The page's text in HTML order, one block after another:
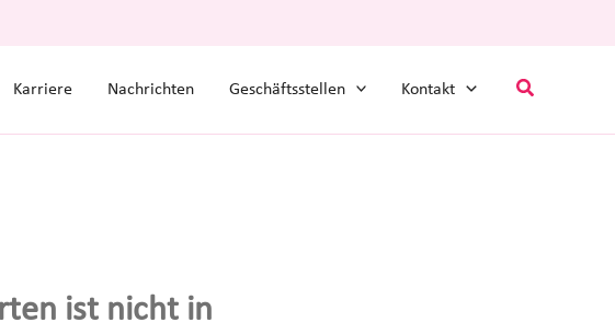
Karriere Nachrichten Geschäftsstellen Kontakt Suchen
ist nicht in